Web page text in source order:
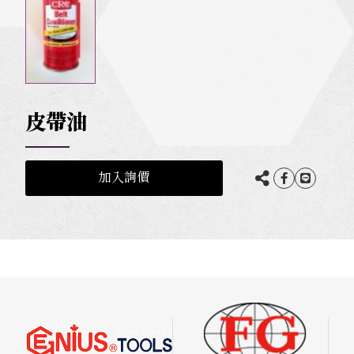
皮帶油
加入詢價